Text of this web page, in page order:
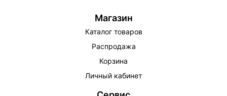
Магазин
Каталог товаров
Распродажа
Корзина
Личный кабинет